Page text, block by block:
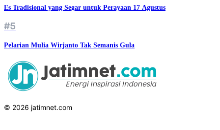
Es Tradisional yang Segar untuk Perayaan 17 Agustus
#5
Pelarian Mulia Wirjanto Tak Semanis Gula
© 2026 jatimnet.com